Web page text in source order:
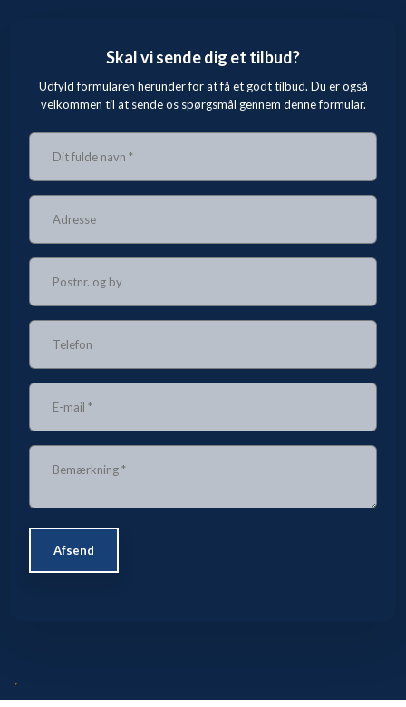
Skal vi sende dig et tilbud?
Udfyld formularen herunder for at få et godt tilbud. Du er også
velkommen til at sende os spørgsmål gennem denne formular.